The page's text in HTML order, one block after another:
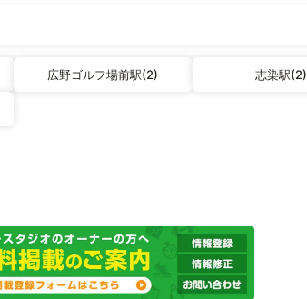
広野ゴルフ場前駅(2) 志染駅(2)